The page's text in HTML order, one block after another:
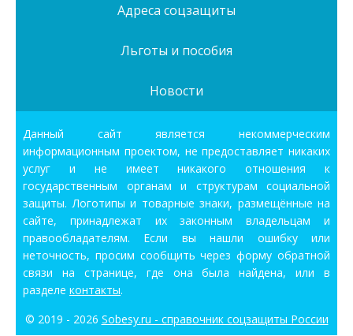
Адреса соцзащиты
Льготы и пособия
Новости
Данный сайт является некоммерческим
информационным проектом, не предоставляет никаких
услуг и не имеет никакого отношения к
государственным органам и структурам социальной
защиты. Логотипы и товарные знаки, размещённые на
сайте, принадлежат их законным владельцам и
правообладателям. Если вы нашли ошибку или
неточность, просим сообщить через форму обратной
связи на странице, где она была найдена, или в
разделе контакты.
© 2019 - 2026 Sobesy.ru - справочник соцзащиты России